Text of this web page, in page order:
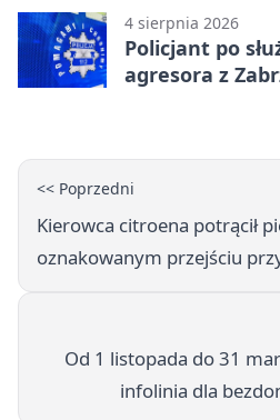
4 sierpnia 2026
Policjant po
agresora z
<< Poprzedni
Kierowca citroena potrącił
oznakowanym przejściu
Od 1 listopada do 31
infolinia dla